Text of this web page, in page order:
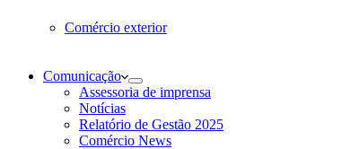
Comércio exterior
Comunicação
Assessoria de imprensa
Notícias
Relatório de Gestão 2025
Comércio News